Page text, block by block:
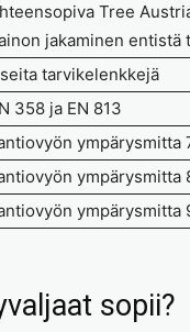
Tree
jakaminen entistä
tarvikelenkkejä
358 ja EN 813
ympärysmitta
ympärysmitta
ympärysmitta
sopii?